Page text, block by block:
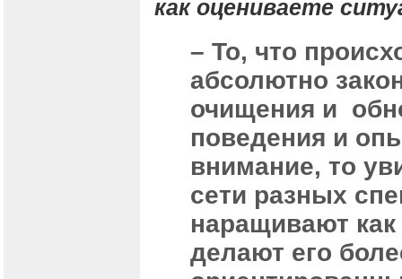
как оцениваете
– То, что
абсолютно
очищения и
поведения и
внимание, то
сети разных
наращивают
делают его